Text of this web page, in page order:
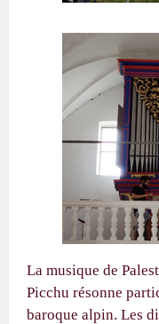
La musique de
Picchu résonne
baroque alpin. Les